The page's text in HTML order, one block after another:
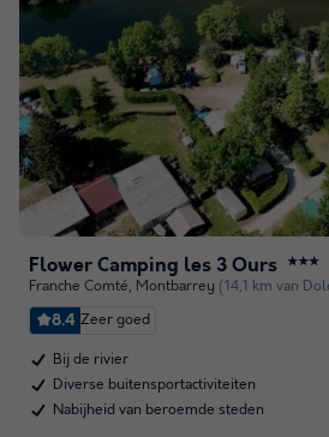
Flower Camping les 3 Ours ★★★
Franche Comté, Montbarrey (14,1 km van
8.4 Zeer goed
Bij de rivier
Diverse buitensportactiviteiten
Nabijheid van beroemde steden